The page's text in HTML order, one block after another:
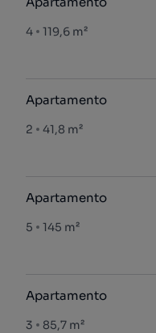
4 119,6 m²
Apartamento
2 41,8 m²
Apartamento
5 145 m²
Apartamento
3 85,7 m²